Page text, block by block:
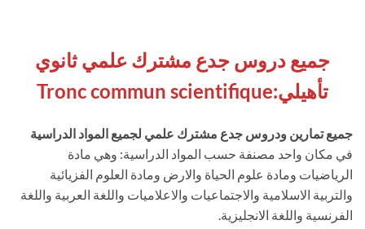
جميع دروس جدع مشترك علمي ثانوي
تأهيلي:Tronc commun scientifique
جميع تمارين ودروس جدع مشترك علمي لجميع المواد الدراسية
في مكان واحد مصنفة حسب المواد الدراسية: وهي مادة
الرياضيات ومادة علوم الحياة والارض ومادة العلوم الفزيائية
والتربية الاسلامية والاجتماعيات والاعلاميات واللغة العربية واللغة
الفرنسية واللغة الانجليزية.